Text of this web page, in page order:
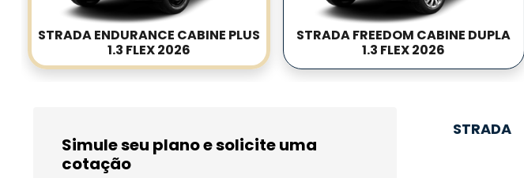
STRADA ENDURANCE CABINE PLUS
1.3 FLEX 2026
STRADA FREEDOM CABINE DUPLA
1.3 FLEX 2026
STRADA
Simule seu plano e solicite uma
cotação